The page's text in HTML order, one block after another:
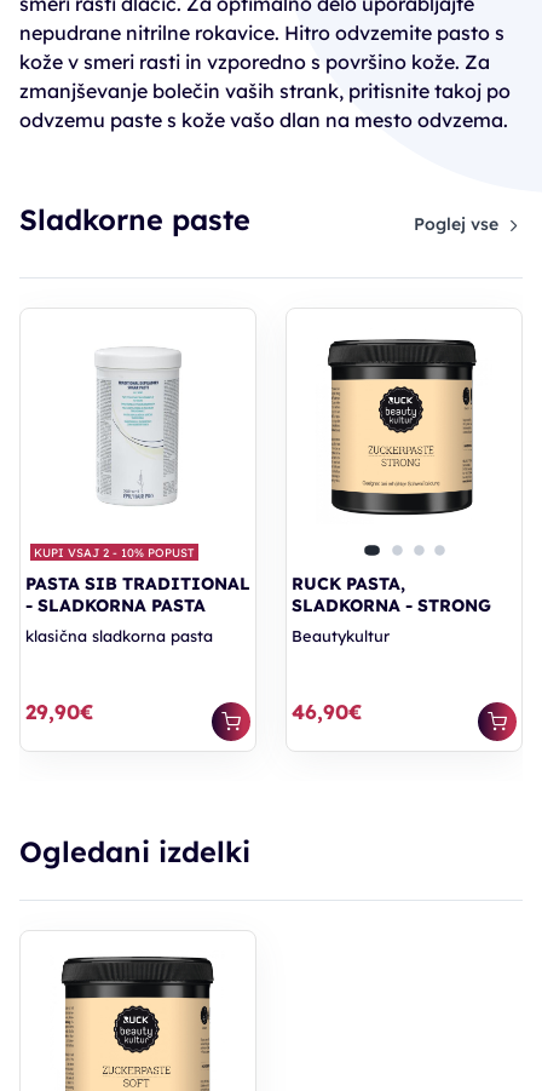
nepudrane nitrilne rokavice. Hitro odvzemite pasto s
kože v smeri rasti in vzporedno s površino kože. Za
zmanjševanje bolečin vaših strank, pritisnite takoj po
odvzemu paste s kože vašo dlan na mesto odvzema.
Sladkorne paste Poglej vse
KUPI VSAJ 2 - 10% POPUST
PASTA SIB TRADITIONAL
- SLADKORNA PASTA
klasična sladkorna pasta
29,90€
RUCK PASTA,
SLADKORNA - STRONG
Beautykultur
46,90€
Ogledani izdelki